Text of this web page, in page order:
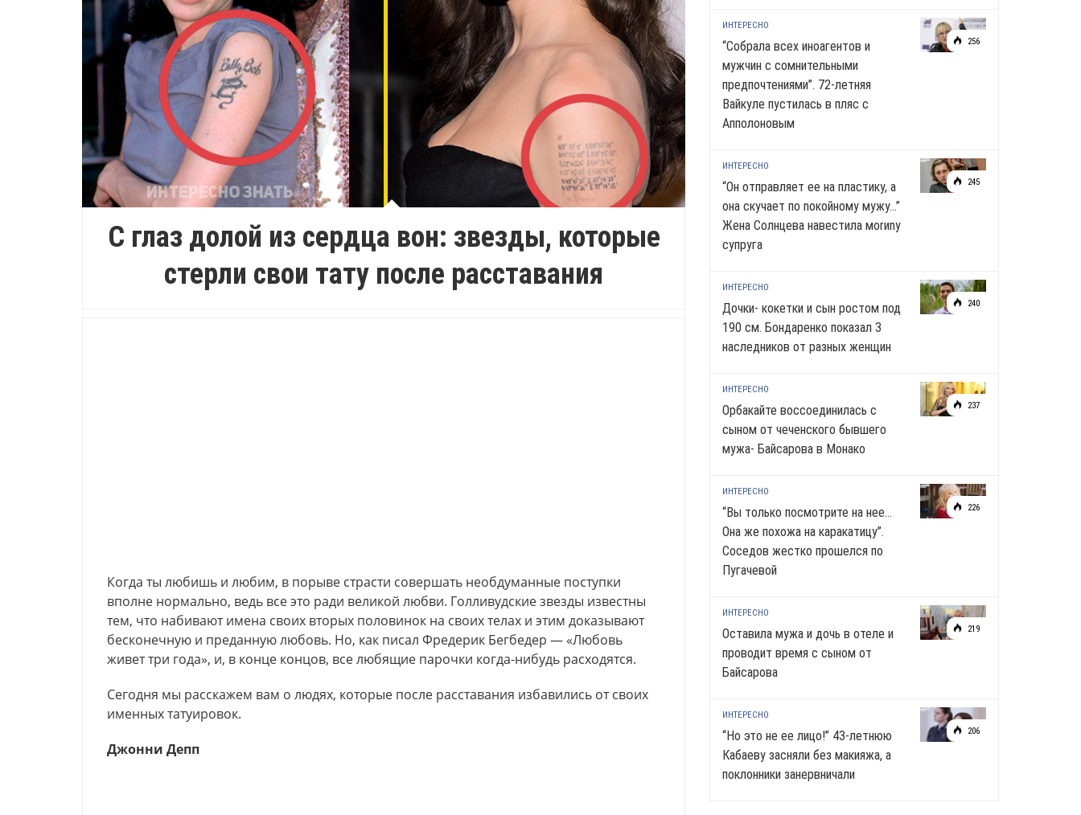
С глаз долой из сердца вон: звезды, которые
стерли свои тату после расставания
Когда ты любишь и любим, в порыве страсти совершать необдуманные поступки
вполне нормально, ведь все это ради великой любви. Голливудские звезды известны
тем, что набивают имена своих вторых половинок на своих телах и этим доказывают
бесконечную и преданную любовь. Но, как писал Фредерик Бегбедер — «Любовь
живет три года», и, в конце концов, все любящие парочки когда-нибудь расходятся.
Сегодня мы расскажем вам о людях, которые после расставания избавились от своих
именных татуировок.
Джонни Депп
256
ИНТЕРЕСНО
“Собрала всех иноагентов и
мужчин с сомнительными
предпочтениями”. 72-летняя
Вайкуле пустилась в пляс с
Апполоновым
245
ИНТЕРЕСНО
“Он отправляет ее на пластику, а
она скучает по noкoйномy мужу…”
Жена Солнцева навестила моrиnу
супруга
240
ИНТЕРЕСНО
Дочки- кокетки и сын ростом под
190 см. Бондаренко показал 3
наследников от разных женщин
237
ИНТЕРЕСНО
Орбакайте воссоединилась с
сыном от чеченского бывшего
мужа- Байсарова в Монако
226
ИНТЕРЕСНО
“Вы только посмотрите на нее…
Она же похожа на каракатицу”.
Соседов жестко прошелся по
Пугачевой
219
ИНТЕРЕСНО
Оставила мужа и дочь в отеле и
проводит время с сыном от
Байсарова
206
ИНТЕРЕСНО
“Но это не ее лицо!” 43-летнюю
Кабаеву засняли без макияжа, а
поклонники занервничали